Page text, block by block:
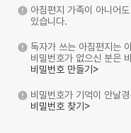
아침편지 가족이 아니어
있습니다.
독자가 쓰는 아침편지는
비밀번호가 없으신 분은
비밀번호 만들기>
비밀번호가 기억이 안날
비밀번호 찾기>